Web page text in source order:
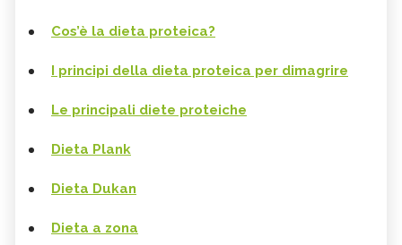
Cos’è la dieta proteica?
I principi della dieta proteica per dimagrire
Le principali diete proteiche
Dieta Plank
Dieta Dukan
Dieta a zona